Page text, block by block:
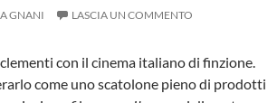
GNANI LASCIA UN COMMENTO
con il cinema italiano di finzione.
come uno scatolone pieno di prodotti